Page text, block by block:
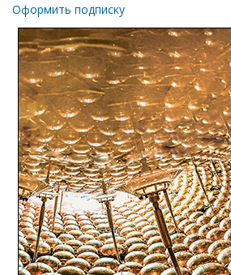
Оформить подписку